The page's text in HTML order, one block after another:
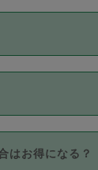
依頼したい場
に事前に相談
き等はござい
価格を選んで
、レビュー件
みになっていま
／JCB／
はお得になる？